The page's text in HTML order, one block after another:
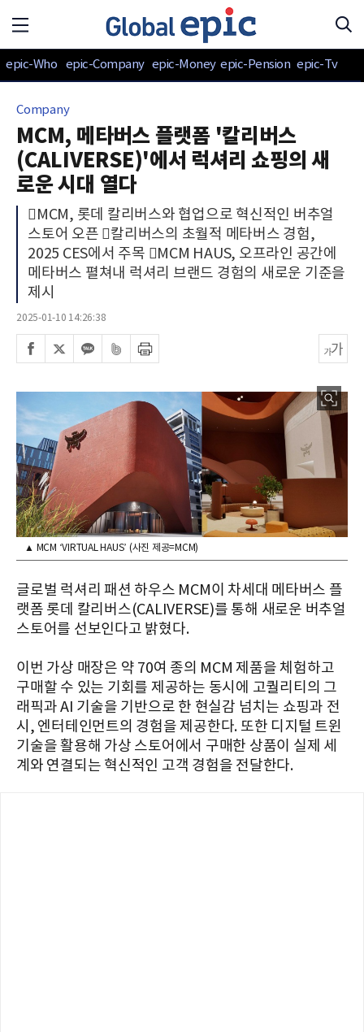
epic-Who epic-Company epic-Money epic-Pension epic-Tv
Company
MCM, 메타버스 플랫폼 '칼리버스
(CALIVERSE)'에서 럭셔리 쇼핑의 새
로운 시대 열다
MCM, 롯데 칼리버스와 협업으로 혁신적인 버추얼
스토어 오픈 칼리버스의 초월적 메타버스 경험,
2025 CES에서 주목 MCM HAUS, 오프라인 공간에
메타버스 펼쳐내 럭셔리 브랜드 경험의 새로운 기준을
제시
2025-01-10 14:26:38
▲ MCM ‘VIRTUAL HAUS’ (사진 제공=MCM)
글로벌 럭셔리 패션 하우스 MCM이 차세대 메타버스 플
랫폼 롯데 칼리버스(CALIVERSE)를 통해 새로운 버추얼
스토어를 선보인다고 밝혔다.
이번 가상 매장은 약 70여 종의 MCM 제품을 체험하고
구매할 수 있는 기회를 제공하는 동시에 고퀄리티의 그
래픽과 AI 기술을 기반으로 한 현실감 넘치는 쇼핑과 전
시, 엔터테인먼트의 경험을 제공한다. 또한 디지털 트윈
기술을 활용해 가상 스토어에서 구매한 상품이 실제 세
계와 연결되는 혁신적인 고객 경험을 전달한다.